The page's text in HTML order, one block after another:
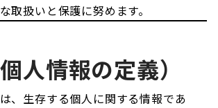
取扱いと保護に努めます。
人情報の定義）
、生存する個人に関する情報であ